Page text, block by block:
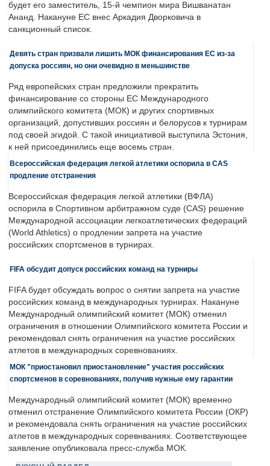
будет его заместитель, 15-й чемпион мира Вишванатан
Ананд. Накануне ЕС внес Аркадия Дворковича в
санкционный список.
Девять стран призвали лишить МОК финансирования ЕС из-за
допуска россиян, но они очевидно в меньшинстве
Ряд европейских стран предложили прекратить
финансирование со стороны ЕС Международного
олимпийского комитета (МОК) и других спортивных
организаций, допустивших россиян и белорусов к турнирам
под своей эгидой. С такой инициативой выступила Эстония,
к ней присоединились еще восемь стран.
Всероссийская федерация легкой атлетики оспорила в CAS
продление отстранения
Всероссийская федерация легкой атлетики (ВФЛА)
оспорила в Спортивном арбитражном суде (CAS) решение
Международной ассоциации легкоатлетических федераций
(World Athletics) о продлении запрета на участие
российских спортсменов в турнирах.
FIFA обсудит допуск российских команд на турниры
FIFA будет обсуждать вопрос о снятии запрета на участие
российских команд в международных турнирах. Накануне
Международный олимпийский комитет (МОК) отменил
ограничения в отношении Олимпийского комитета России и
рекомендовал снять ограничения на участие российских
атлетов в международных соревнованиях.
МОК "приостановил приостановление" участия российских
спортсменов в соревнованиях, получив нужные ему гарантии
Международный олимпийский комитет (МОК) временно
отменил отстранение Олимпийского комитета России (ОКР)
и рекомендовала снять ограничения на участие российских
атлетов в международных соревнваниях. Соответствующее
заявление опубликовала пресс-служба МОК.